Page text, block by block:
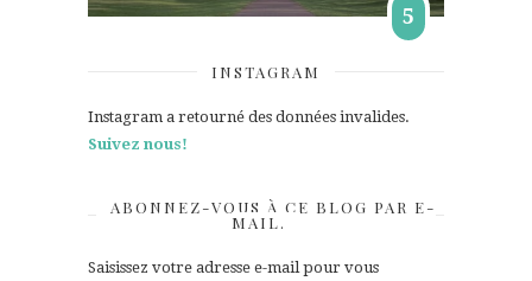
5
INSTAGRAM
Instagram a retourné des données invalides.
Suivez nous!
ABONNEZ-VOUS À CE BLOG PAR E-
MAIL.
Saisissez votre adresse e-mail pour vous